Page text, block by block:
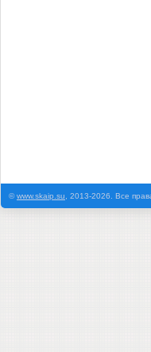
©www.skaip.su , 2013-2026. Все